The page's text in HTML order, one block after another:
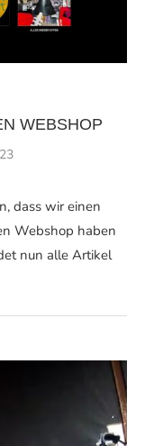
WEBSHOP
dass wir einen
Webshop haben
nun alle Artikel